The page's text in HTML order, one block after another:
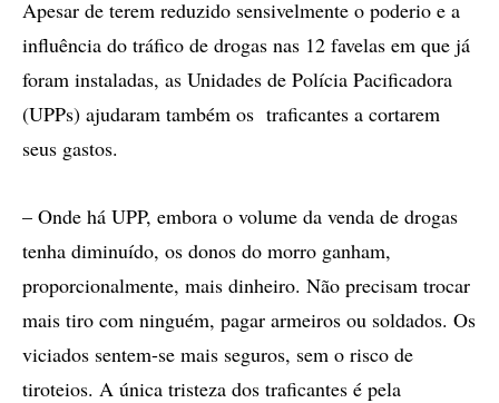
compartilhamento
Apesar de terem reduzido sensivelmente o poderio e a
influência do tráfico de drogas nas 12 favelas em que já
foram instaladas, as Unidades de Polícia Pacificadora
(UPPs) ajudaram também os traficantes a cortarem
seus gastos.
– Onde há UPP, embora o volume da venda de drogas
tenha diminuído, os donos do morro ganham,
proporcionalmente, mais dinheiro. Não precisam trocar
mais tiro com ninguém, pagar armeiros ou soldados. Os
viciados sentem-se mais seguros, sem o risco de
tiroteios. A única tristeza dos traficantes é pela